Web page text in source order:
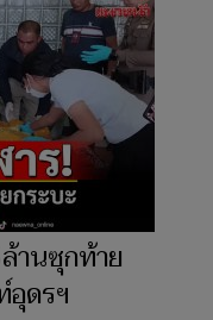
านซุกท้าย
ดรฯ